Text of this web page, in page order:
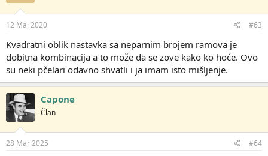
12 Maj 2020 #63
Kvadratni oblik nastavka sa neparnim brojem ramova je
dobitna kombinacija a to može da se zove kako ko hoće. Ovo
su neki pčelari odavno shvatli i ja imam isto mišljenje.
Capone
Član
28 Mar 2025 #64